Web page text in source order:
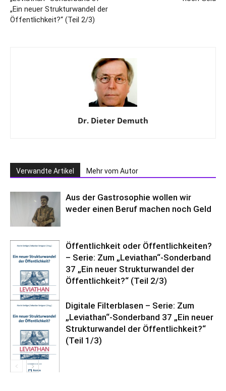
„Ein neuer Strukturwandel der
Öffentlichkeit?“ (Teil 2/3)
Dr. Dieter Demuth
Verwandte Artikel Mehr vom Autor
Aus der Gastrosophie wollen wir
weder einen Beruf machen noch Geld
Öffentlichkeit oder Öffentlichkeiten?
– Serie: Zum „Leviathan“-Sonderband
37 „Ein neuer Strukturwandel der
Öffentlichkeit?“ (Teil 2/3)
Digitale Filterblasen – Serie: Zum
„Leviathan“-Sonderband 37 „Ein neuer
Strukturwandel der Öffentlichkeit?“
(Teil 1/3)